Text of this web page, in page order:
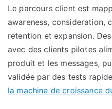
Le parcours client est
awareness, consideration,
retention et expansion.
avec des clients pilotes
produit et les messages,
validée par des tests
la machine de croissance